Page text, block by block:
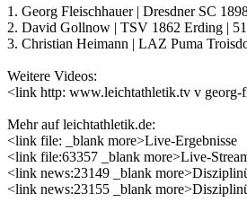
1. Georg Fleischhauer | Dresdner SC
2. David Gollnow | TSV 1862 Erding |
3. Christian Heimann | LAZ Puma
Weitere Videos:
<link http: www.leichtathletik.tv v georg-
Mehr auf leichtathletik.de:
<link file: _blank more>Live-Ergebnisse
<link file:63357 _blank more>Live-
<link news:23149 _blank
<link news:23155 _blank